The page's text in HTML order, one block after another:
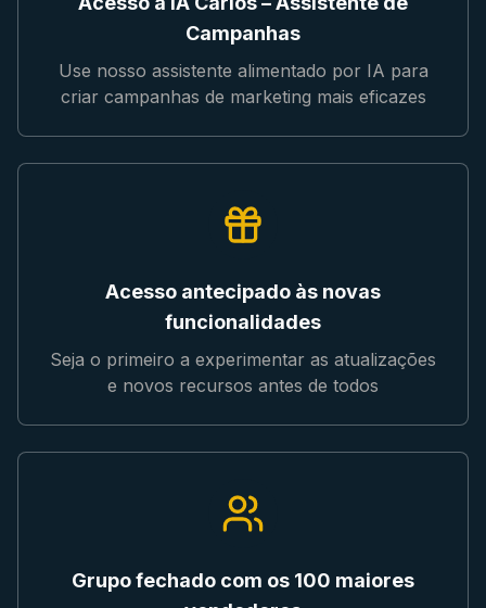
Campanhas
Use nosso assistente alimentado por IA para
criar campanhas de marketing mais eficazes
Acesso antecipado às novas
funcionalidades
Seja o primeiro a experimentar as atualizações
e novos recursos antes de todos
Grupo fechado com os 100 maiores